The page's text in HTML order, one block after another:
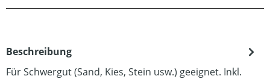
Beschreibung
Für Schwergut (Sand, Kies, Stein usw.) geeignet. Inkl.